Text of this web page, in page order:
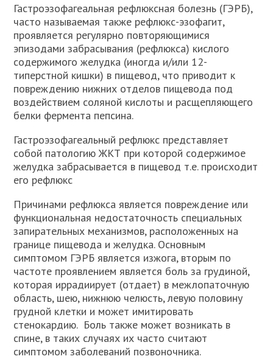
Гастроэзофагеальная рефлюксная болезнь (ГЭРБ),
часто называемая также рефлюкс-эзофагит,
проявляется регулярно повторяющимися
эпизодами забрасывания (рефлюкса) кислого
содержимого желудка (иногда и/или 12-
типерстной кишки) в пищевод, что приводит к
повреждению нижних отделов пищевода под
воздействием соляной кислоты и расщепляющего
белки фермента пепсина.
Гастроэзофагеальный рефлюкс представляет
собой патологию ЖКТ при которой содержимое
желудка забрасывается в пищевод т.е. происходит
его рефлюкс
Причинами рефлюкса является повреждение или
функциональная недостаточность специальных
запирательных механизмов, расположенных на
границе пищевода и желудка. Основным
симптомом ГЭРБ является изжога, вторым по
частоте проявлением является боль за грудиной,
которая иррадиирует (отдает) в межлопаточную
область, шею, нижнюю челюсть, левую половину
грудной клетки и может имитировать
стенокардию. Боль также может возникать в
спине, в таких случаях их часто считают
симптомом заболеваний позвоночника.